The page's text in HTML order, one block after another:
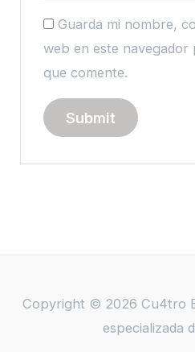
Guarda mi nombre,
web en este navegador
que comente.
Copyright © 2026 Cu4tro
especializada